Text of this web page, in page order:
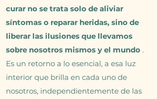
curar no se trata solo de aliviar
síntomas o reparar heridas, sino de
liberar las ilusiones que llevamos
sobre nosotros mismos y el mundo .
Es un retorno a lo esencial, a esa luz
interior que brilla en cada uno de
nosotros, independientemente de las